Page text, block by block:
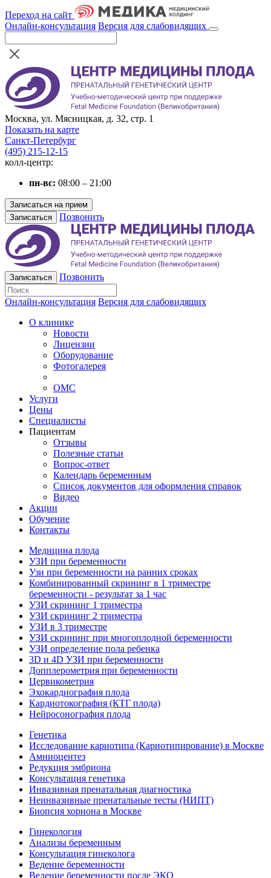
Переход на сайт
Онлайн-консультация Версия для слабовидящих
Москва, ул. Мясницкая, д. 32, стр. 1
Показать на карте
Санкт-Петербург
(495) 215-12-15
колл-центр:
пн-вс: 08:00 – 21:00
Записаться на прием
Записаться
Позвонить
Записаться Позвонить
Онлайн-консультация Версия для слабовидящих
О клинике
Новости
Лицензии
Оборудование
Фотогалерея
ОМС
Услуги
Цены
Специалисты
Пациентам
Отзывы
Полезные статьи
Вопрос-ответ
Календарь беременным
Список документов для оформления справок
Видео
Акции
Обучение
Контакты
Медицина плода
УЗИ при беременности
Узи при беременности на ранних сроках
Комбинированный скрининг в 1 триместре
беременности - результат за 1 час
УЗИ скрининг 1 триместра
УЗИ скрининг 2 триместра
УЗИ в 3 триместре
УЗИ скрининг при многоплодной беременности
УЗИ определение пола ребенка
3D и 4D УЗИ при беременности
Допплерометрия при беременности
Цервикометрия
Эхокардиография плода
Кардиотокография (КТГ плода)
Нейросонография плода
Генетика
Исследование кариотипа (Кариотипирование) в Москве
Амниоцентез
Редукция эмбриона
Консультация генетика
Инвазивная пренатальная диагностика
Неинвазивные пренатальные тесты (НИПТ)
Биопсия хориона в Москве
Гинекология
Анализы беременным
Консультация гинеколога
Ведение беременности
Ведение беременности после ЭКО